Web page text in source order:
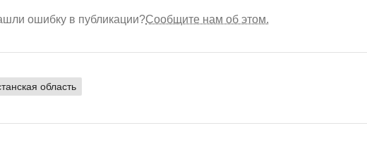
ошибку в публикации?Сообщите нам об этом.
область